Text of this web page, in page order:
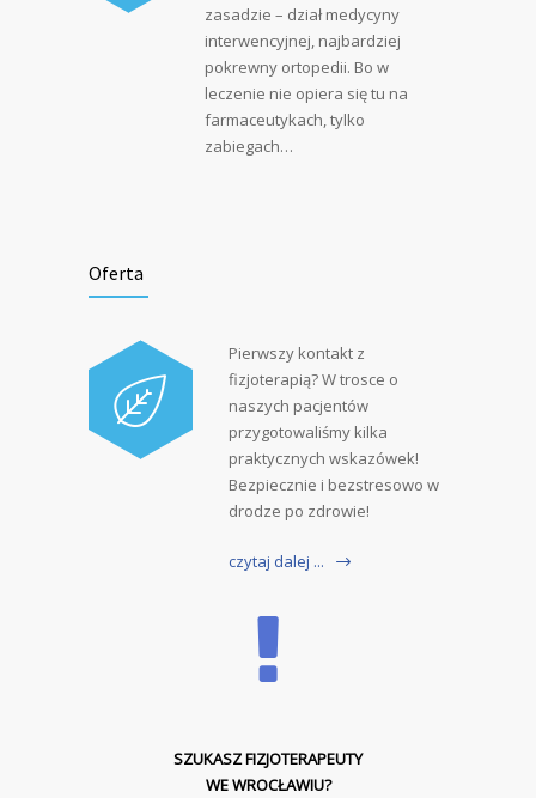
zasadzie – dział medycyny
interwencyjnej, najbardziej
pokrewny ortopedii. Bo w
leczenie nie opiera się tu na
farmaceutykach, tylko
zabiegach…
Oferta
Pierwszy kontakt z
fizjoterapią? W trosce o
naszych pacjentów
przygotowaliśmy kilka
praktycznych wskazówek!
Bezpiecznie i bezstresowo w
drodze po zdrowie!
czytaj dalej ...
SZUKASZ FIZJOTERAPEUTY
WE WROCŁAWIU?